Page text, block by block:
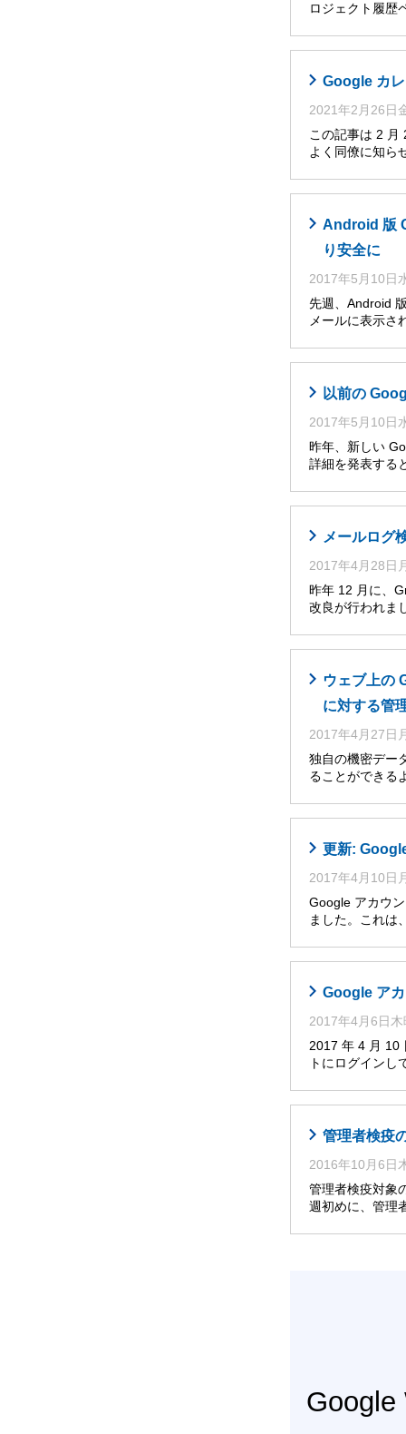
ロジェクト履歴
Google カ
2021年2月26日
この記事は 2
よく同僚に知ら
Android 版
り安全に
2017年5月10日
先週、Android
メールに表示
以前の
2017年5月10日
昨年、新しい
詳細を発表する
メールログ
2017年4月28日
昨年 12 月に、
改良が行われま
ウェブ上の
に対する管
2017年4月27日
独自の機密デー
ることができる
更新:
2017年4月10日
Google アカウ
ました。これは
Google ア
2017年4月6日木
2017 年 4 月 10
トにログイン
管理者検疫
2016年10月6日
管理者検疫対象
週初めに、管理
Google